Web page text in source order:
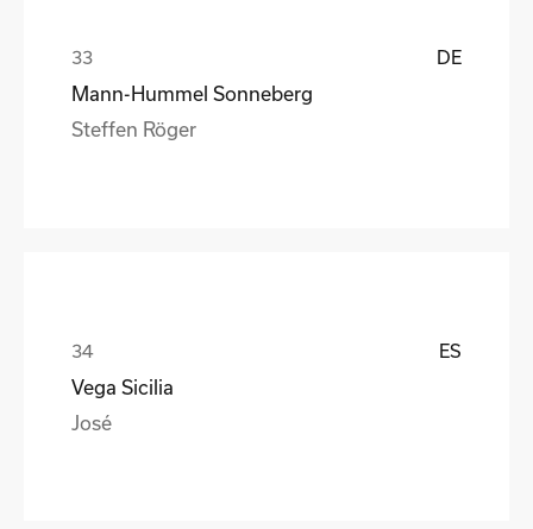
DE
Mann-Hummel Sonneberg
Steffen Röger
ES
Vega Sicilia
José